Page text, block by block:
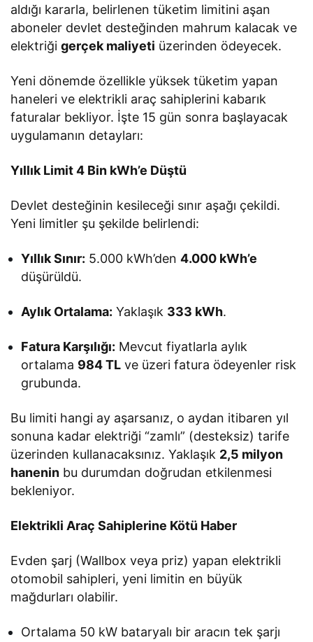
aldığı kararla, belirlenen tüketim limitini aşan
aboneler devlet desteğinden mahrum kalacak ve
elektriğigerçek maliyeti üzerinden ödeyecek.
Yeni dönemde özellikle yüksek tüketim yapan
haneleri ve elektrikli araç sahiplerini kabarık
faturalar bekliyor. İşte 15 gün sonra başlayacak
uygulamanın detayları:
Yıllık Limit 4 Bin kWh’e Düştü
Devlet desteğinin kesileceği sınır aşağı çekildi.
Yeni limitler şu şekilde belirlendi:
Yıllık Sınır: 5.000 kWh’den4.000 kWh’e
düşürüldü.
Aylık Ortalama: Yaklaşık 333 kWh.
Fatura Karşılığı: Mevcut fiyatlarla aylık
ortalama 984 TL ve üzeri fatura ödeyenler risk
grubunda.
Bu limiti hangi ay aşarsanız, o aydan itibaren yıl
sonuna kadar elektriği “zamlı” (desteksiz) tarife
üzerinden kullanacaksınız. Yaklaşık 2,5 milyon
hanenin bu durumdan doğrudan etkilenmesi
bekleniyor.
Elektrikli Araç Sahiplerine Kötü Haber
Evden şarj (Wallbox veya priz) yapan elektrikli
otomobil sahipleri, yeni limitin en büyük
mağdurları olabilir.
Ortalama 50 kW bataryalı bir aracın tek şarjı